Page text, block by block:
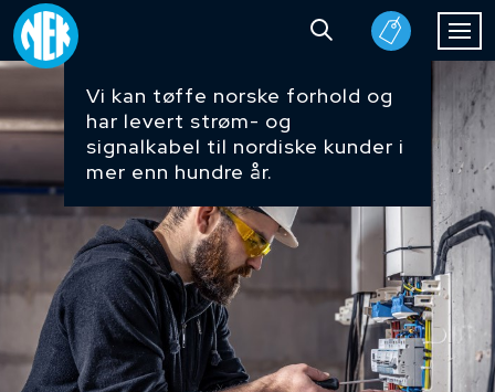
Vi kan tøffe norske forhold og
har levert strøm- og
signalkabel til nordiske kunder i
mer enn hundre år.